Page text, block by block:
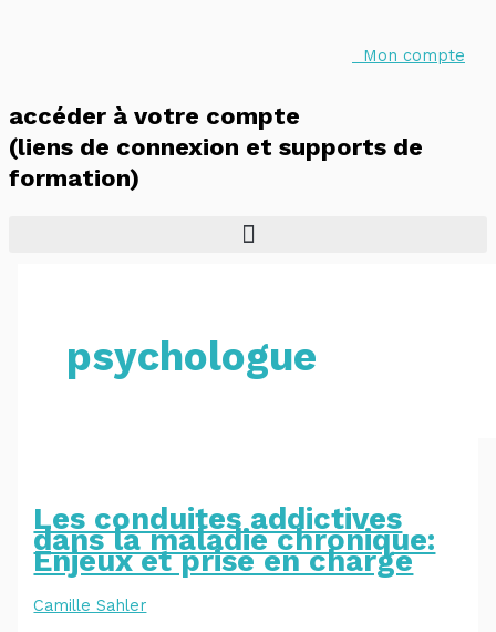
Mon compte
accéder à votre compte
(liens de connexion et supports de
formation)
psychologue
Les conduites addictives
dans la maladie chronique:
Enjeux et prise en charge
Camille Sahler
maladie
chronique:
Enjeux
et